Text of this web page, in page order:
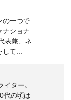
の一つで
ナショナ
表兼、ネ
して...
ター。
代の頃は